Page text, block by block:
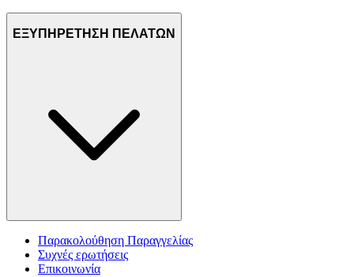
ΕΞΥΠΗΡΕΤΗΣΗ ΠΕΛΑΤΩΝ
Παρακολούθηση Παραγγελίας
Συχνές ερωτήσεις
Επικοινωνία